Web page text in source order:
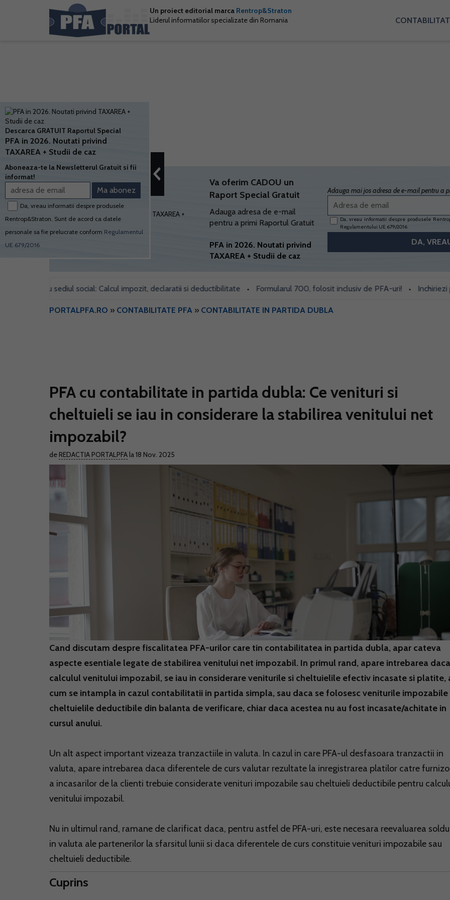
Un proiect editorial marca Rentrop&Straton
Liderul informatiilor specializate din Romania
Va oferim CADOU un
Raport Special Gratuit
Adauga adresa de e-mail
pentru a primi Raportul Gratuit
PFA in 2026. Noutati privind
TAXAREA + Studii de caz
Adauga mai jos adresa de e-mail pentru a
Da, vreau informatii despre produsele
Regulamentului UE 679/2016
pentru sediul social: Calcul impozit, declaratii si deductibilitate • Formularul 700, folosit inclusiv de PFA-uri! • Inchiriezi prin
PORTALPFA.RO » CONTABILITATE PFA » CONTABILITATE IN PARTIDA DUBLA
PFA cu contabilitate in partida dubla: Ce venituri si
cheltuieli se iau in considerare la stabilirea venitului net
impozabil?
de REDACTIA PORTALPFA la 18 Nov. 2025
Cand discutam despre fiscalitatea PFA-urilor care tin contabilitatea in partida dubla, apar cateva
aspecte esentiale legate de stabilirea venitului net impozabil. In primul rand, apare intrebarea
calculul venitului impozabil, se iau in considerare veniturile si cheltuielile efectiv incasate si platite,
cum se intampla in cazul contabilitatii in partida simpla, sau daca se folosesc veniturile impozabile
cheltuielile deductibile din balanta de verificare, chiar daca acestea nu au fost incasate/achitate in
cursul anului.
Un alt aspect important vizeaza tranzactiile in valuta. In cazul in care PFA-ul desfasoara tranzactii in
valuta, apare intrebarea daca diferentele de curs valutar rezultate la inregistrarea platilor catre
a incasarilor de la clienti trebuie considerate venituri impozabile sau cheltuieli deductibile pentru
venitului impozabil.
Nu in ultimul rand, ramane de clarificat daca, pentru astfel de PFA-uri, este necesara reevaluarea
in valuta ale partenerilor la sfarsitul lunii si daca diferentele de curs constituie venituri impozabile sau
cheltuieli deductibile.
Cuprins
Descarca GRATUIT Raportul Special
PFA in 2026. Noutati privind
TAXAREA + Studii de caz
Aboneaza-te la Newsletterul Gratuit si fii
informat!
Da, vreau informatii despre produsele
Rentrop&Straton. Sunt de acord ca datele
personale sa fie prelucrate conform Regulamentul
UE 679/2016